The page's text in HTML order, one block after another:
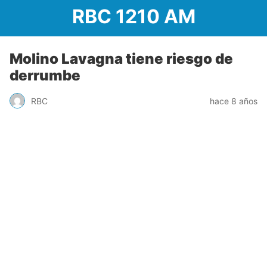
RBC 1210 AM
Molino Lavagna tiene riesgo de
derrumbe
RBC hace 8 años